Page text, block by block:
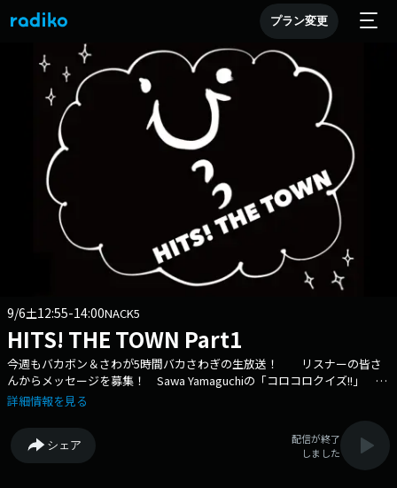
プラン変更
9/6土12:55-14:00NACK5
HITS! THE TOWN Part1
今週もバカボン＆さわが5時間バカさわぎの生放送！ リスナーの皆さ
んからメッセージを募集！ Sawa Yamaguchiの「コロコロクイズ!!」 投
稿コーナー「日常野郎 鬼ガイバー」 バカボンのコラム＆セレクトミュ
ャートトップ５ 大宮駅西口 アルシェビル５階の 「NACK5スタジオ
アルシェ」から公開生放送！ 【メッセージフォーム】 ふつお
た あまがみ神社 日常野郎 鬼ガイバー！ ドナルド リクエス
詳細情報を見る
シェア
配信が終了
しました